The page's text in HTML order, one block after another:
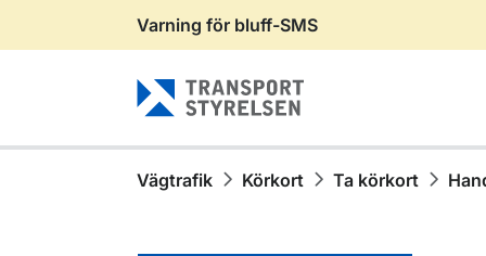
Gå till sidans innehåll
Varning för bluff-SMS
Vägtrafik Körkort Ta körkort